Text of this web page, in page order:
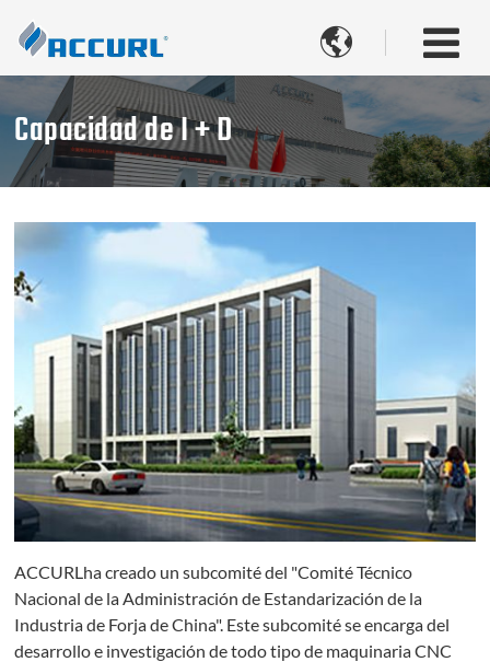

Capacidad de I + D
ACCURLha creado un subcomité del "Comité Técnico
Nacional de la Administración de Estandarización de la
Industria de Forja de China". Este subcomité se encarga del
desarrollo e investigación de todo tipo de maquinaria CNC